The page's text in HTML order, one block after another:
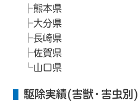
熊本県
大分県
長崎県
佐賀県
山口県
駆除実績(害獣・害虫別)